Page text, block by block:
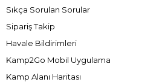
Sıkça Sorulan Sorular
Sipariş Takip
Havale Bildirimleri
Kamp2Go Mobil Uygulama
Kamp Alanı Haritası